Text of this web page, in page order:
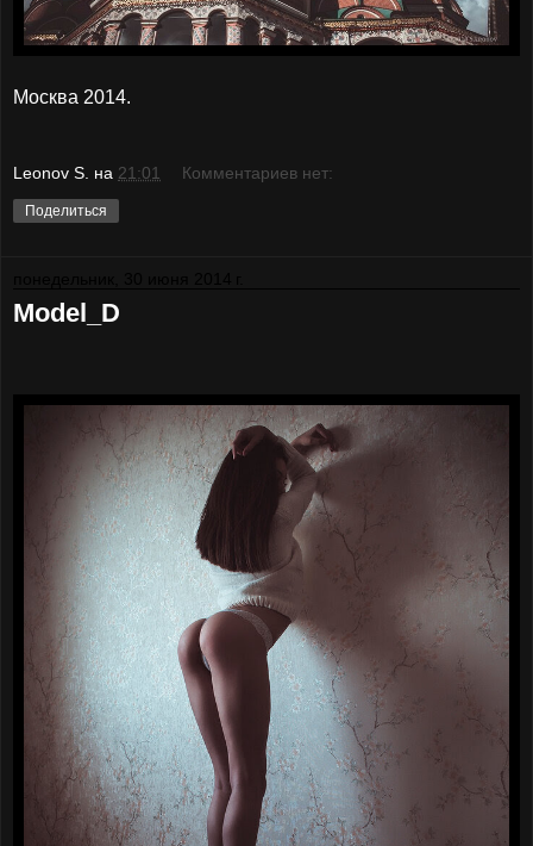
Москва 2014.
Leonov S. на 21:01 Комментариев нет:
Поделиться
Model_D